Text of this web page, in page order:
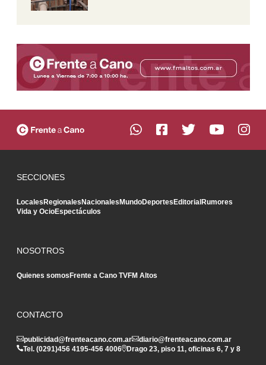
SECCIONES
LocalesRegionalesNacionalesMundoDeportesEditorialRumores
Vida y OcioEspectáculos
NOSOTROS
Quienes somosFrente a Cano TVFM Altos
CONTACTO
publicidad@frenteacano.com.ar
diario@frenteacano.com.ar
Tel. (0291)456 4195-456 4006 Drago 23, piso 11, oficinas 6, 7 y 8